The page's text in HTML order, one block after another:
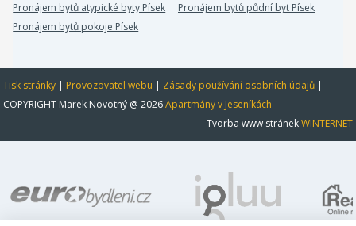
Pronájem bytů atypické byty Písek
Pronájem bytů půdní byt Písek
Pronájem bytů pokoje Písek
Tisk stránky | Provozovatel webu | Zásady používání osobních údajů |
COPYRIGHT Marek Novotný @ 2026Apartmány v Jeseníkách
Tvorba www stránekWINTERNET